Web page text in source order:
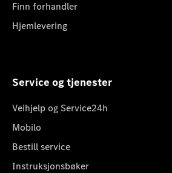
Finn forhandler
Hjemlevering
Service og tjenester
Veihjelp og Service24h
Mobilo
Bestill service
Instruksjonsbøker